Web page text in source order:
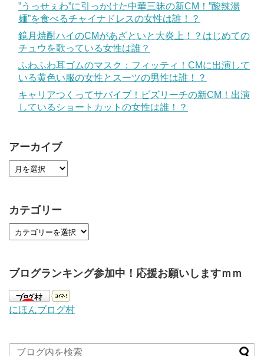
”うっせぇわ”に引っかけた中華三昧の新CM！”酸辣湯
麺”を食べるチャイナドレスの女性は誰！？
鏡月焼酎ハイのCMがあざといと大炎上！？はじめての
チュウを歌っている女性は誰？
ふわふわ耳ゴムのマスク：フィッティ！CMに出演して
いる黄色い服の女性とスーツの男性は誰！？
キャリアつくってサバイブ！ビズリーチの新CM！出演
しているショートカットの女性は誰！？
アーカイブ
カテゴリー
ブログランキング参加中！応援お願いしますｍｍ
にほんブログ村